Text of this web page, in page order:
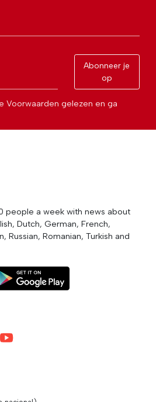
Abonneer je
op
Voorwaarden gelezen en ga
people a week with news about
Dutch, German, French,
Russian, Romanian, Turkish and